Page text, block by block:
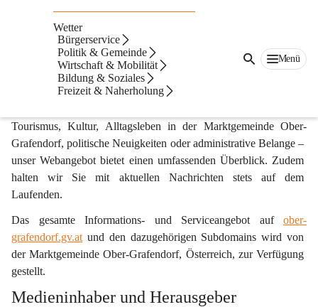
Wetter
Bürgerservice
Politik & Gemeinde
Wirtschaft & Mobilität
Bildung & Soziales
Freizeit & Naherholung
Menü
Impressum & Offenlegung gemäß §25 des
Mediengesetzes
ober-grafendorf.gv.at ist die offizielle Online-Plattform der
Marktgemeinde Ober-Grafendorf. Hier und auf zugehörigen
Subdomains finden Sie eine Vielfalt an Informationen und
Tourismus, Kultur, Alltagsleben in der Marktgemeinde Ober-
Grafendorf, politische Neuigkeiten oder administrative Belange –
unser Webangebot bietet einen umfassenden Überblick. Zudem
halten wir Sie mit aktuellen Nachrichten stets auf dem
Laufenden.
Das gesamte Informations- und Serviceangebot auf ober-
grafendorf.gv.at und den dazugehörigen Subdomains wird von
der Marktgemeinde Ober-Grafendorf, Österreich, zur Verfügung
gestellt.
Medieninhaber und Herausgeber